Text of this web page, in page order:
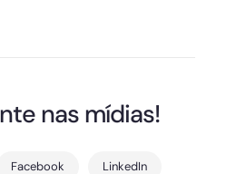
nas mídias!
Facebook LinkedIn